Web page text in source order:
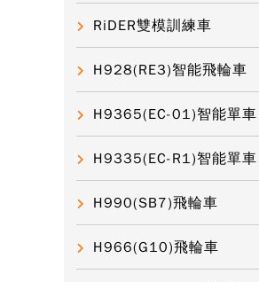
RiDER雙模訓練車
H928(RE3)智能飛輪車
H9365(EC-01)智能單車
H9335(EC-R1)智能單車
H990(SB7)飛輪車
H966(G10)飛輪車